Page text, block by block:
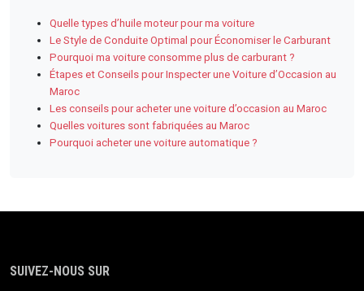
Quelle types d’huile moteur pour ma voiture
Le Style de Conduite Optimal pour Économiser le Carburant
Pourquoi ma voiture consomme plus de carburant ?
Étapes et Conseils pour Inspecter une Voiture d’Occasion au
Maroc
Les conseils pour acheter une voiture d’occasion au Maroc
Quelles voitures sont fabriquées au Maroc
Pourquoi acheter une voiture automatique ?
SUIVEZ-NOUS SUR